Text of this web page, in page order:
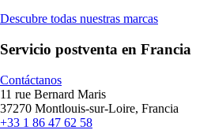
Descubre todas nuestras marcas
Servicio postventa en Francia
Contáctanos
11 rue Bernard Maris
37270 Montlouis-sur-Loire, Francia
+33 1 86 47 62 58